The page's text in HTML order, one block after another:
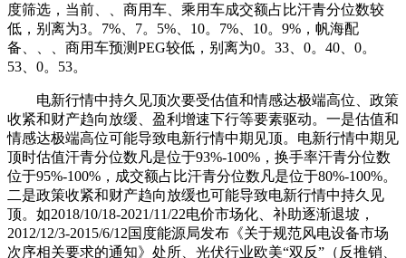
度筛选，当前、、商用车、乘用车成交额占比汗青分位数较
低，别离为3。7%、7。5%、10。7%、10。9%，帆海配
备、、、商用车预测PEG较低，别离为0。33、0。40、0。
53、0。53。
电新行情中持久见顶次要受估值和情感达极端高位、政策
收紧和财产趋向放缓、盈利增速下行等要素驱动。一是估值和
情感达极端高位可能导致电新行情中期见顶。电新行情中期见
顶时估值汗青分位数凡是位于93%-100%，换手率汗青分位数
位于95%-100%，成交额占比汗青分位数凡是位于80%-100%。
二是政策收紧和财产趋向放缓也可能导致电新行情中持久见
顶。如2018/10/18-2021/11/22电价市场化、补助逐渐退坡，
2012/12/3-2015/6/12国度能源局发布《关于规范风电设备市场
次序相关要求的通知》处所、光伏行业欧美“双反”（反推销、